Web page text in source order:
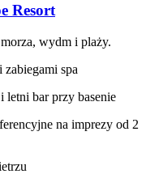
Resort
wydm i plaży.
zabiegami spa
letni bar przy basenie
na imprezy od 2